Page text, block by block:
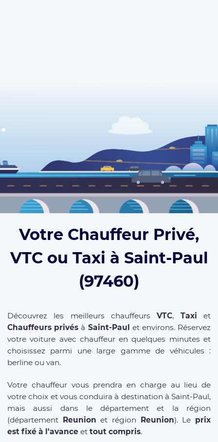
Votre Chauffeur Privé,
VTC ou Taxi à Saint-Paul
(97460)
Découvrez les meilleurs chauffeursVTC, Taxi et
Chauffeurs privés à Saint-Paul et environs. Réservez
votre voiture avec chauffeur en quelques minutes et
choisissez parmi une large gamme de véhicules :
berline ou van.
Votre chauffeur vous prendra en charge au lieu de
votre choix et vous conduira à destination à Saint-Paul,
mais aussi dans le département et la région
(département Reunion et région Reunion). Le prix
est fixé à l'avance et tout compris.